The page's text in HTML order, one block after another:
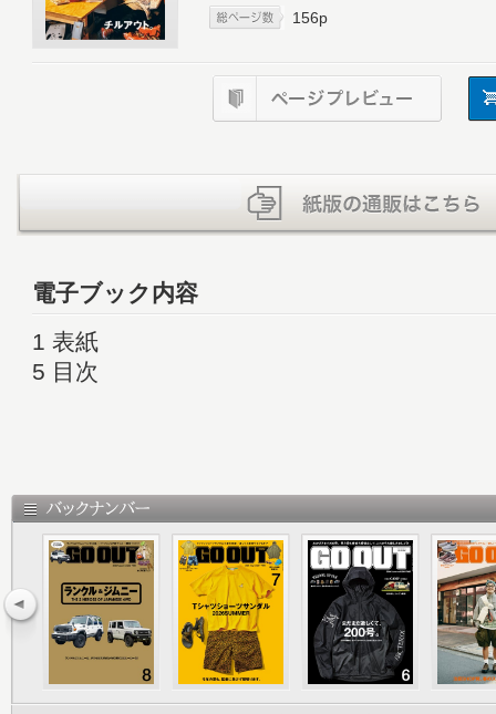
156p
電子ブック内容
1 表紙
5 目次
22 私的ベストバイ2023
42 チルアウト。
56 チルアウト。な愛用品
70 チルアウト。な良品カタログ
82 Neo Vintage Furugi
96 GO CROSSTREK
99 GO OUT Choice
104 BRAND PICK UP SOWBOW